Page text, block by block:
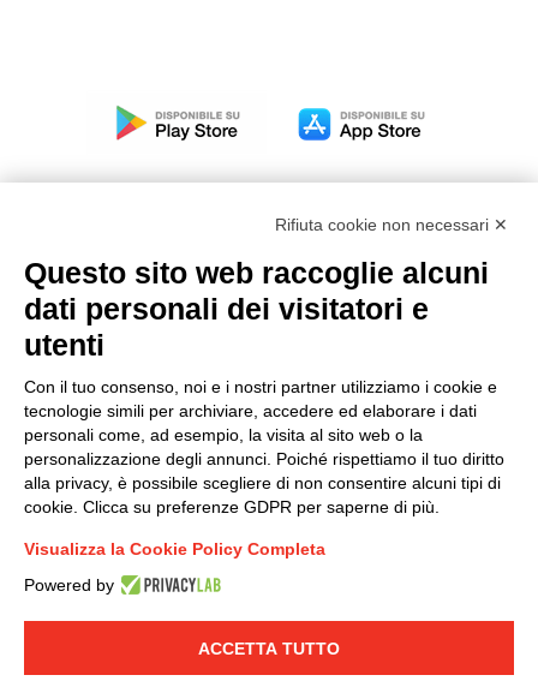
LINKEDIN YOUTUBE
© 2019 - DKC Europe - -
Modello organizzativo, gestione e controllo – D. lgs.
231/2001
Condizioni generali di vendita DKC Power Solutions
Condizioni generali di acquisto
Codice etico
Rifiuta cookie non necessari ✕
Questo sito web raccoglie alcuni
dati personali dei visitatori e
utenti
Con il tuo consenso, noi e i nostri partner utilizziamo i cookie e
tecnologie simili per archiviare, accedere ed elaborare i dati
personali come, ad esempio, la visita al sito web o la
personalizzazione degli annunci. Poiché rispettiamo il tuo diritto
alla privacy, è possibile scegliere di non consentire alcuni tipi di
cookie. Clicca su preferenze GDPR per saperne di più.
Visualizza la Cookie Policy Completa
Powered by
ACCETTA TUTTO